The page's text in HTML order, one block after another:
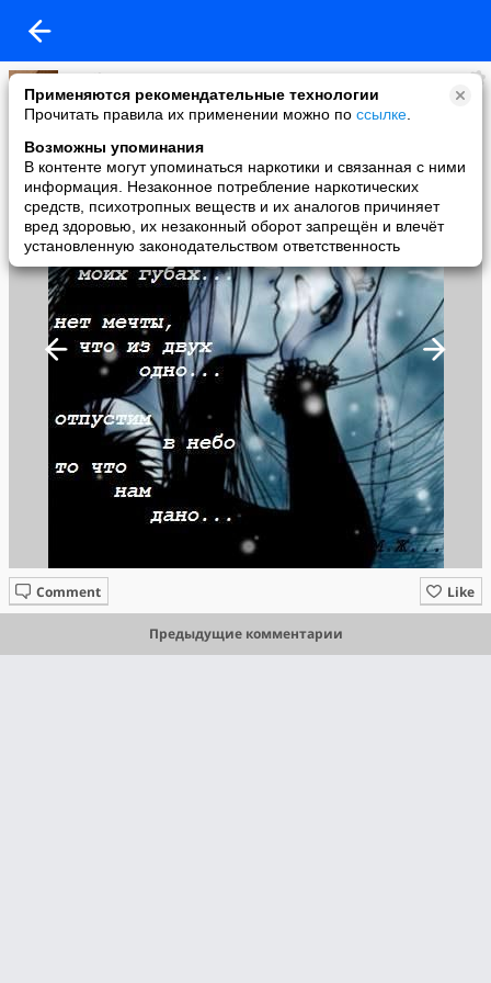
Применяются рекомендательные технологии
Прочитать правила их применении можно по ссылке
Возможны упоминания
В контенте могут упоминаться наркотики и связанная с ними
информация. Незаконное потребление наркотических
средств, психотропных веществ и их аналогов причиняет
вред здоровью, их незаконный оборот запрещён и влечёт
установленную законодательством ответственность
Magik
added a photo
13 Jun в 18:30
Like
Comment
Предыдущие комментарии